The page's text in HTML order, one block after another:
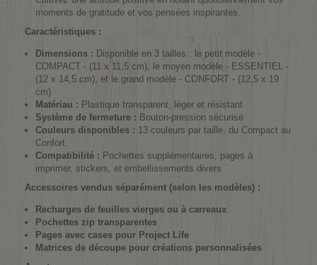
moments de gratitude et vos pensées inspirantes.
Caractéristiques :
Dimensions : Disponible en 3 tailles : le petit modèle -
COMPACT - (11 x 11,5 cm), le moyen modèle - ESSENTIEL -
(12 x 14,5 cm), et le grand modèle - CONFORT - (12,5 x 19
cm)
Matériau : Plastique transparent, léger et résistant
Système de fermeture : Bouton-pression sécurisé
Couleurs disponibles : 13 couleurs par taille, du Compact au
Confort.
Compatibilité : Pochettes supplémentaires, pages à
imprimer, stickers, et embellissements divers
Accessoires vendus séparément (selon les modèles) :
Recharges de feuilles vierges ou à carreaux
Pochettes zip transparentes
Pages avec cases pour Project Life
Matrices de découpe pour créations personnalisées